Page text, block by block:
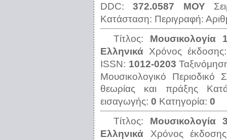
DDC:372.0587 ΜΟΥ
Κατάσταση: Περιγραφή:
Τίτλος: Μουσικολογία
Ελληνικά Χρόνος
ISSN: 1012-0203
Μουσικολογικό Περιοδικό
θεωρίας και πράξης
εισαγωγής: 0 Κατηγορία: 0
Τίτλος: Μουσικολογία
Ελληνικά
Χρόνος